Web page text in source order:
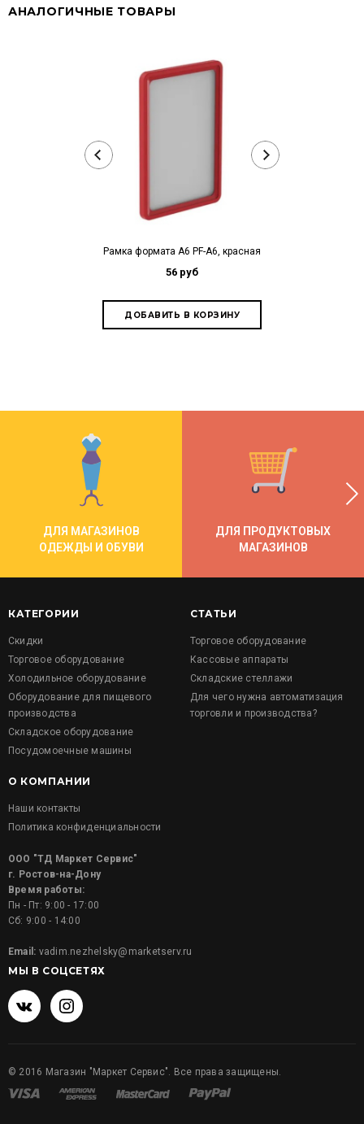
АНАЛОГИЧНЫЕ ТОВАРЫ
Рамка формата А6 PF-А6, красная
56 руб
ДЛЯ МАГАЗИНОВ
ОДЕЖДЫ И ОБУВИ
ДЛЯ ПРОДУКТОВЫХ
МАГАЗИНОВ
КАТЕГОРИИ
Скидки
Торговое оборудование
Холодильное оборудование
Оборудование для пищевого
производства
Складское оборудование
Посудомоечные машины
СТАТЬИ
Торговое оборудование
Кассовые аппараты
Складские стеллажи
Для чего нужна автоматизация
торговли и производства?
О КОМПАНИИ
Наши контакты
Политика конфиденциальности
ООО "ТД Маркет Сервис"
г. Ростов-на-Дону
Время работы:
Пн - Пт: 9:00 - 17:00
Сб: 9:00 - 14:00
Email: vadim.nezhelsky@marketserv.ru
МЫ В СОЦСЕТЯХ
© 2016 Магазин "Маркет Сервис". Все права защищены.